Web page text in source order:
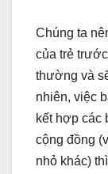
Chúng ta
của trẻ
thường và
nhiên, việc
kết hợp các
cộng đồng
nhỏ khác)